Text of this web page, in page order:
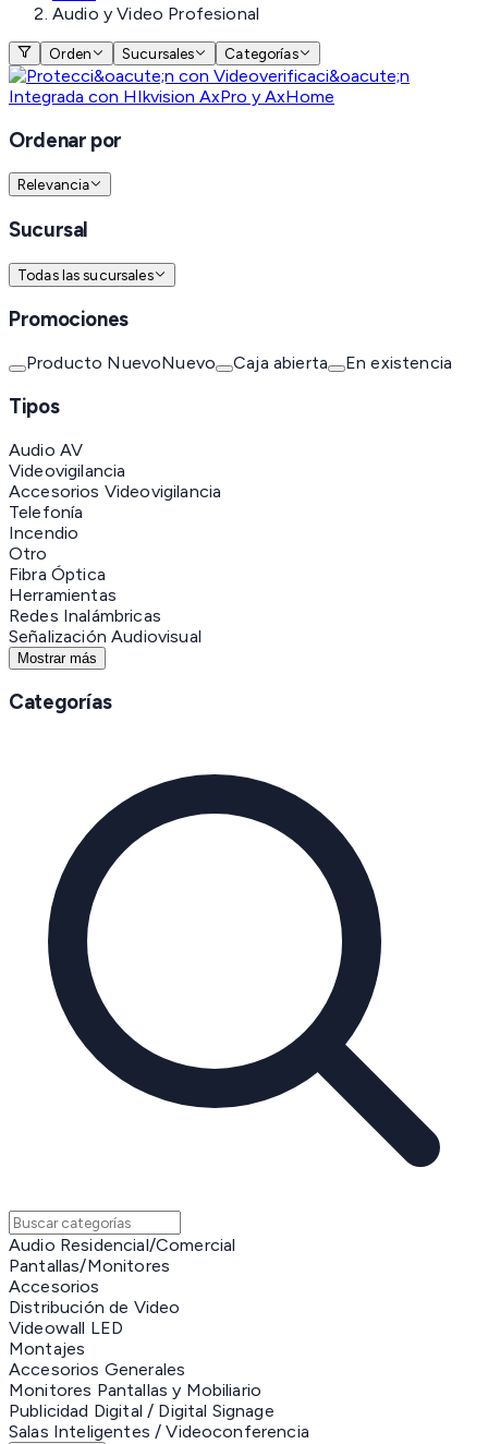
Audio y Video Profesional
Orden Sucursales Categorías
Ordenar por
Relevancia
Sucursal
Todas las sucursales
Promociones
Producto NuevoNuevo Caja abierta En existencia
Tipos
Audio AV
Videovigilancia
Accesorios Videovigilancia
Telefonía
Incendio
Otro
Fibra Óptica
Herramientas
Redes Inalámbricas
Señalización Audiovisual
Mostrar más
Categorías
Audio Residencial/Comercial
Pantallas/Monitores
Accesorios
Distribución de Video
Videowall LED
Montajes
Accesorios Generales
Monitores Pantallas y Mobiliario
Publicidad Digital / Digital Signage
Salas Inteligentes / Videoconferencia